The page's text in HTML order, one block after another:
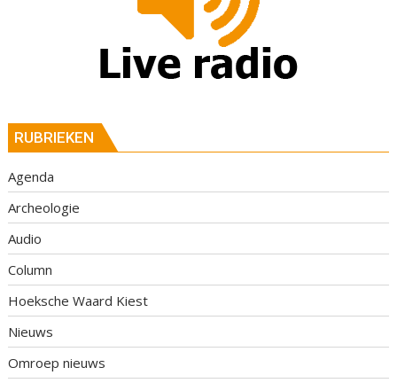
RUBRIEKEN
Agenda
Archeologie
Audio
Column
Hoeksche Waard Kiest
Nieuws
Omroep nieuws